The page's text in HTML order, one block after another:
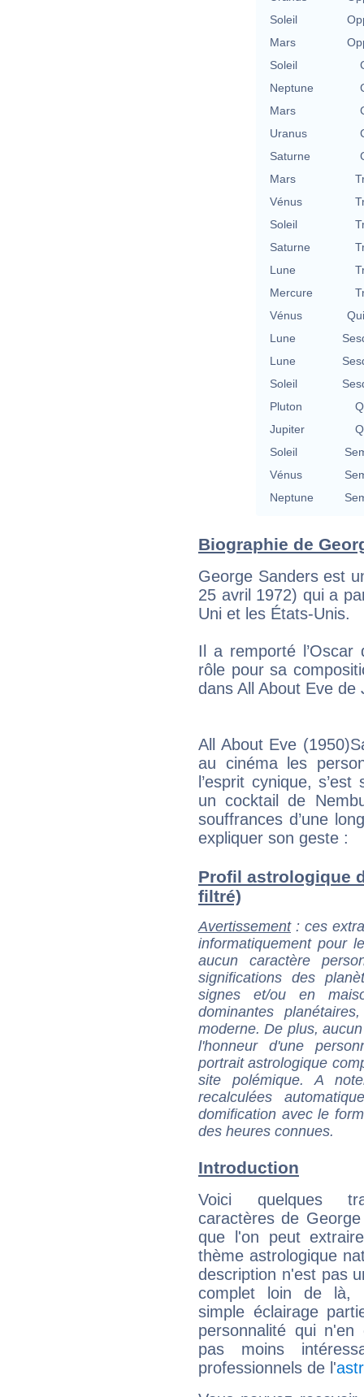
Soleil
Mars
Soleil
Neptune
Mars
Uranus
Saturne
Mars
Vénus
Soleil
Saturne
Lune
Mercure
Vénus
Lune
Lune
Soleil
Pluton
Jupiter
Soleil
Vénus
Neptune
Biographie de
George Sanders est
25 avril 1972) qui a
Uni et les États-Unis.
Il a remporté
rôle pour sa
dans All About Eve de
All About Eve
au cinéma les
l’esprit cynique,
un cocktail de
souffrances d’une
expliquer son geste :
Profil astrologique
filtré)
Avertissement: ces
informatiquement pour
aucun caractère
significations des
signes et/ou en
dominantes
moderne. De plus,
l'honneur d'une
portrait astrologique
site polémique. A
recalculées
domification avec le
des heures connues.
Introduction
Voici quelques
caractères de
que l'on peut
thème astrologique
description n'est pas
complet loin de là,
simple éclairage
personnalité qui n'en
pas moins
professionnels de l'